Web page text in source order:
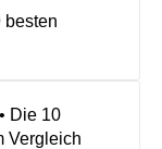
besten
Die 10
Vergleich